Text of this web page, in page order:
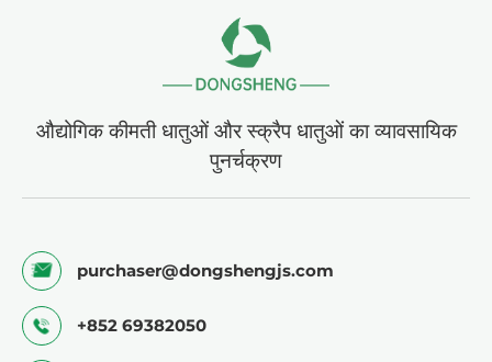
औद्योगिक कीमती धातुओं और स्क्रैप धातुओं का व्यावसायिक
पुनर्चक्रण
purchaser@dongshengjs.com
+852 69382050